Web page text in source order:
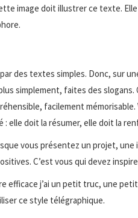
image doit illustrer ce texte.
des textes simples. Donc, sur
simplement, faites des
facilement
: elle doit la résumer, elle doit la
vous présentez un projet, une
C’est vous qui devez
efficace j’ai un petit truc, une
ce style télégraphique.